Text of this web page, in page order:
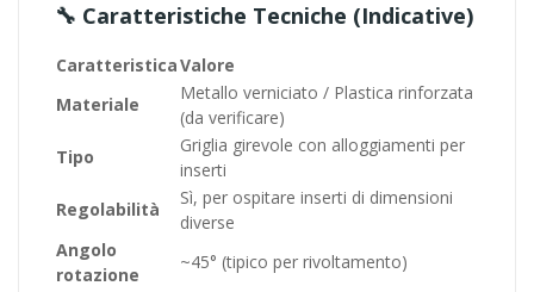
🔧 Caratteristiche Tecniche (indicative)
CaratteristicaValore
Materiale
Metallo verniciato / Plastica rinforzata
(da verificare)
Tipo
Griglia girevole con alloggiamenti per
inserti
Regolabilità
Sì, per ospitare inserti di dimensioni
diverse
Angolo
rotazione
~45° (tipico per rivoltamento)